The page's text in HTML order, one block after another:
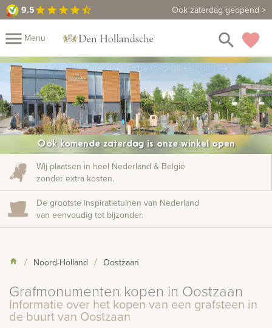
9.5star star star star star_half Ook zaterdag geopend >
9.5 Maak een vrijblijvende afspraak
menu Menu favorite
Fotomap
search
close
Home
Assortiment
Fotoboek
Informatie
Prijzen
ons
Duurzaamheid Winkels Contact
ook:
Komende zaterdag: Extra inspiratiedagen
Ook komende zaterdag is onze winkel open
Wij plaatsen in heel Nederland & België
zonder extra kosten.
De grootste inspiratietuinen van Nederland
van eenvoudig tot bijzonder.
Noord-Holland Oostzaan
Grafmonumenten kopen in Oostzaan
Informatie over het kopen van een grafsteen in
de buurt van Oostzaan